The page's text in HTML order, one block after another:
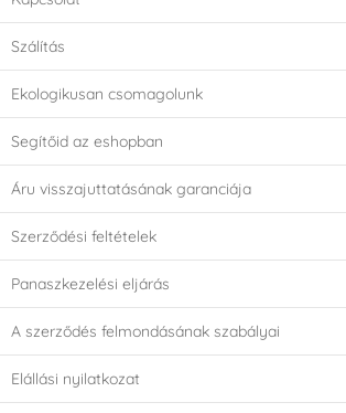
Szálítás
Ekologikusan csomagolunk
Segítőid az eshopban
Áru visszajuttatásának garanciája
Szerződési feltételek
Panaszkezelési eljárás
A szerződés felmondásának szabályai
Elállási nyilatkozat